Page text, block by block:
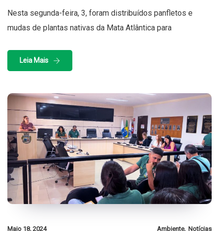
Nesta segunda-feira, 3, foram distribuídos panfletos e
mudas de plantas nativas da Mata Atlântica para
Leia Mais
Maio 18, 2024 Ambiente, Notícias